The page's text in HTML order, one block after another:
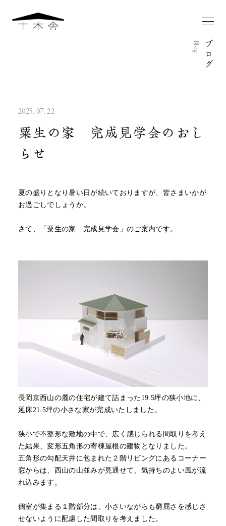
ブ
ロ
グ
Blog
2025. 07. 22
粟生の家 完成見学会のおし
らせ
夏の盛りとなり暑い日が続いておりますが、皆さまいかが
お過ごしでしょうか。
さて、「粟生の家 完成見学会」のご案内です。
長岡京西山の麓の住宅が建て詰まった19.5坪の狭小地に、
延床21.5坪の小さな家が完成いたしました。
狭小で不整形な敷地の中で、広く感じられる間取りを考え
た結果、変形五角形の寄棟屋根の建物となりました。
五角形の勾配天井に包まれた２階リビングにあるコーナー
窓からは、西山の山並みが見通せて、気持ちのよい風が流
れ込みます。
個室が集まる１階部分は、小さいながらも窮屈さを感じさ
せないように配慮した間取りを考えました。